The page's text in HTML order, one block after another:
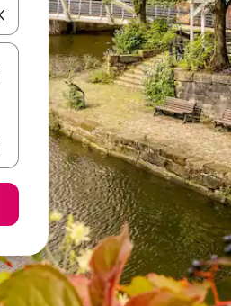
örvalyklana eða skoða með því að